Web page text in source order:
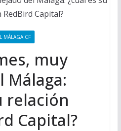
MÁLAGA CF
muy
Málaga:
relación
Capital?